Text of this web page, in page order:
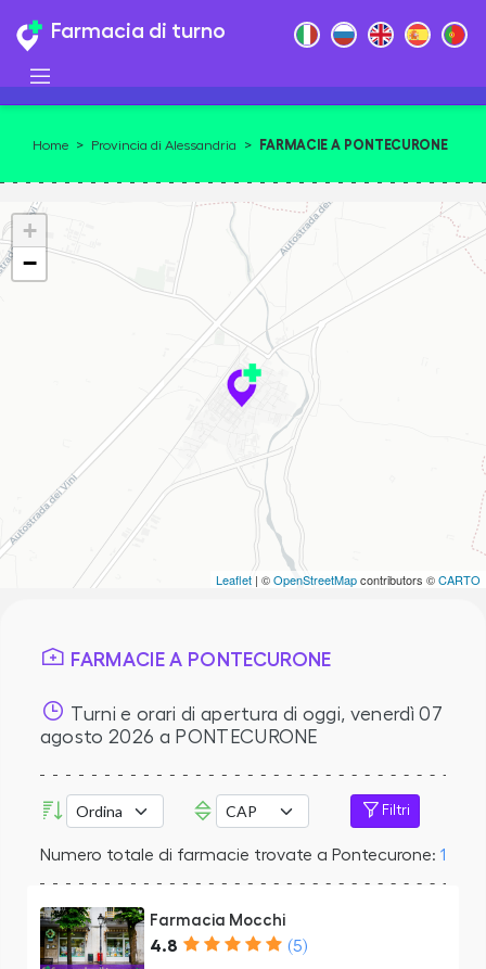
Farmacia di turno
Home > Provincia di Alessandria > FARMACIE A PONTECURONE
+
−
Leaflet | ©OpenStreetMapcontributors ©CARTO
FARMACIE A PONTECURONE
Turni e orari di apertura di oggi, venerdì 07
agosto 2026 a PONTECURONE
Filtri
Numero totale di farmacie trovate a Pontecurone: 1
Farmacia Mocchi
4.8 (5)